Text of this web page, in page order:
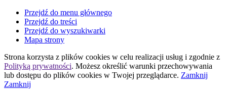
Przejdź do menu głównego
Przejdź do treści
Przejdź do wyszukiwarki
Mapa strony
Strona korzysta z plików cookies w celu realizacji usług i zgodnie z
Polityką prywatności. Możesz określić warunki przechowywania
lub dostępu do plików cookies w Twojej przeglądarce. Zamknij
Zamknij